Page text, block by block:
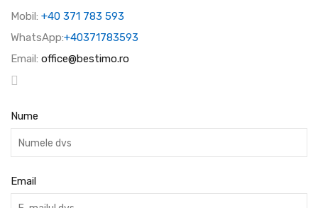
Mobil: +40 371 783 593
WhatsApp:+40371783593
Email: office@bestimo.ro
Nume
Email